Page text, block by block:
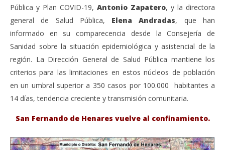
Pública y Plan COVID-19, Antonio Zapatero, y la directora
general de Salud Pública, Elena Andradas, que han
informado en su comparecencia desde la Consejería de
Sanidad sobre la situación epidemiológica y asistencial de la
región. La Dirección General de Salud Pública mantiene los
criterios para las limitaciones en estos núcleos de población
en un umbral superior a 350 casos por 100.000 habitantes a
14 días, tendencia creciente y transmisión comunitaria.
San Fernando de Henares vuelve al confinamiento.